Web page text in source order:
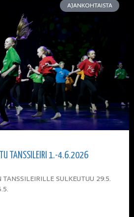
AJANKOHTAISTA
TANSSILEIRI 1.-4.6.2026
SULKEUTUU 29.5.